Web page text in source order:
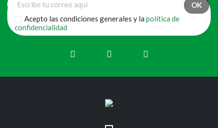
Acepto las condiciones generales y lapolítica de
confidencialidad